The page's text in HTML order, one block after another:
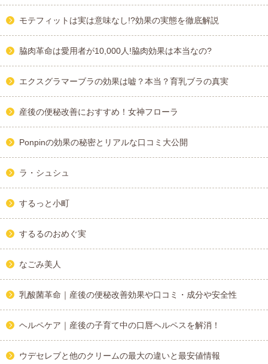
モテフィットは実は意味なし!?効果の実態を徹底解説
脇肉革命は愛用者が10,000人!脇肉効果は本当なの?
エクスグラマーブラの効果は嘘？本当？育乳ブラの真実
産後の便秘改善におすすめ！女神フローラ
Ponpinの効果の秘密とリアルな口コミ大公開
ラ・シュシュ
するっと小町
するるのおめぐ実
なごみ美人
乳酸菌革命｜産後の便秘改善効果や口コミ・成分や安全性
ヘルペケア｜産後の子育て中の口唇ヘルペスを解消！
ウデセレブと他のクリームの最大の違いと最安値情報